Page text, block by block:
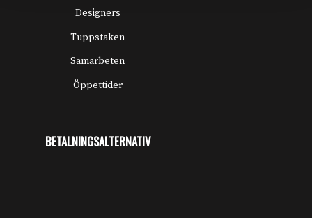
Designers
Tuppstaken
Samarbeten
Öppettider
BETALNINGSALTERNATIV